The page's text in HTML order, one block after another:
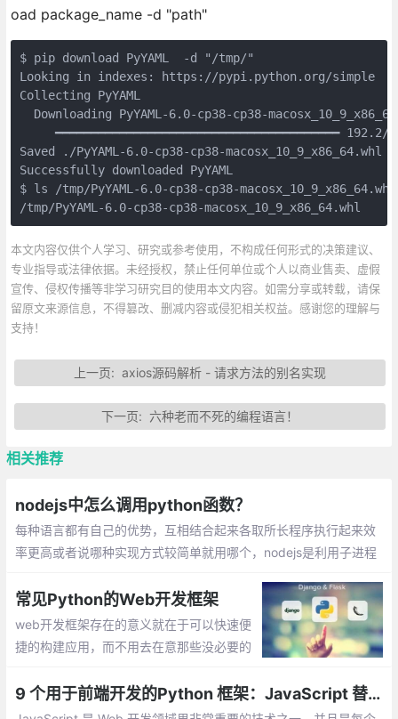
oad package_name -d "path"
$ pip download PyYAML  -d "/tmp/"
Looking in indexes: https://pypi.python.org/simple
Collecting PyYAML
Downloading PyYAML-6.0-cp38-cp38-
━━━━━━━━━━━━━━━━━━━━━━━━━━━━━━━━━━━━━━━━ 192.2/
Saved ./PyYAML-6.0-cp38-cp38-macosx_10_9_x86_64.whl
Successfully downloaded PyYAML
$ ls /tmp/PyYAML-6.0-cp38-cp38-macosx_10_9_x86_64.whl
/tmp/PyYAML-6.0-cp38-cp38-macosx_10_9_x86_64.whl
本文内容仅供个人学习、研究或参考使用，不构成任何形式的决策建议、
专业指导或法律依据。未经授权，禁止任何单位或个人以商业售卖、虚假
宣传、侵权传播等非学习研究目的使用本文内容。如需分享或转载，请保
留原文来源信息，不得篡改、删减内容或侵犯相关权益。感谢您的理解与
支持！
上一页: axios源码解析 - 请求方法的别名实现
下一页: 六种老而不死的编程语言！
相关推荐
nodejs中怎么调用python函数？
每种语言都有自己的优势，互相结合起来各取所长程序执行起来效
率更高或者说哪种实现方式较简单就用哪个，nodejs是利用子进程
要接口，其主要API有： 标准输入
常见Python的Web开发框架
web开发框架存在的意义就在于可以快速便
捷的构建应用，而不用去在意那些没必要的
建的的web应用已经非常多了，国外知名的
有youtube.com、instagram、reditt、国内
9 个用于前端开发的Python 框架：JavaScript 替代品